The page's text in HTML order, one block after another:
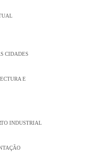
CIDADES
E
INDUSTRIAL